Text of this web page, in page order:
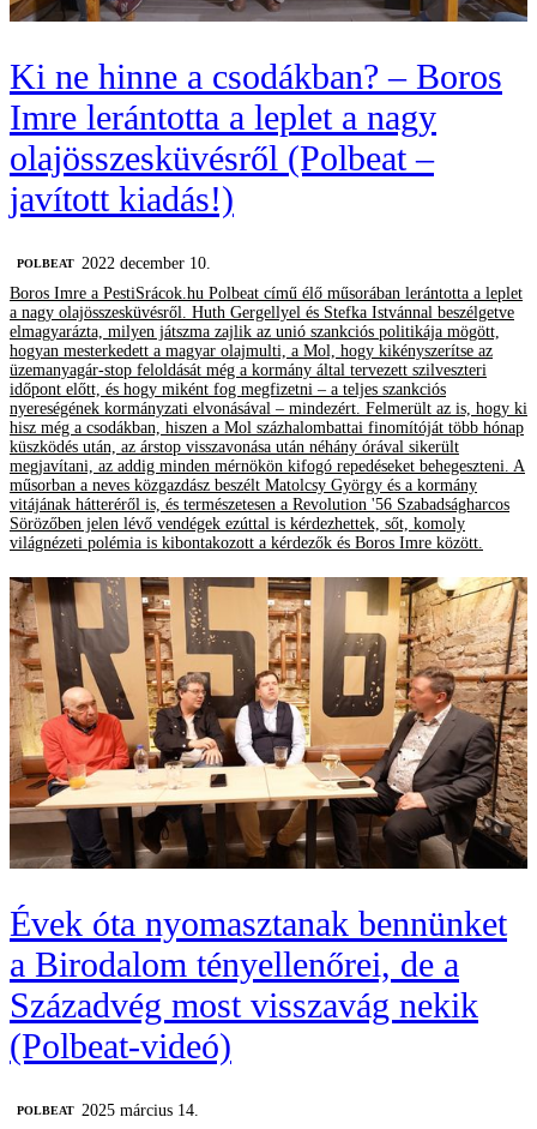
Ki ne hinne a csodákban? – Boros
Imre lerántotta a leplet a nagy
olajösszesküvésről (Polbeat –
javított kiadás!)
‎POLBEAT
2022 december 10.
Boros Imre a PestiSrácok.hu Polbeat című élő műsorában lerántotta a leplet
a nagy olajösszesküvésről. Huth Gergellyel és Stefka Istvánnal beszélgetve
elmagyarázta, milyen játszma zajlik az unió szankciós politikája mögött,
hogyan mesterkedett a magyar olajmulti, a Mol, hogy kikényszerítse az
üzemanyagár-stop feloldását még a kormány által tervezett szilveszteri
időpont előtt, és hogy miként fog megfizetni – a teljes szankciós
nyereségének kormányzati elvonásával – mindezért. Felmerült az is, hogy ki
hisz még a csodákban, hiszen a Mol százhalombattai finomítóját több hónap
küszködés után, az árstop visszavonása után néhány órával sikerült
megjavítani, az addig minden mérnökön kifogó repedéseket behegeszteni. A
műsorban a neves közgazdász beszélt Matolcsy György és a kormány
vitájának hátteréről is, és természetesen a Revolution '56 Szabadságharcos
Sörözőben jelen lévő vendégek ezúttal is kérdezhettek, sőt, komoly
világnézeti polémia is kibontakozott a kérdezők és Boros Imre között.
Évek óta nyomasztanak bennünket
a Birodalom tényellenőrei, de a
Századvég most visszavág nekik
(Polbeat-videó)
‎POLBEAT
2025 március 14.